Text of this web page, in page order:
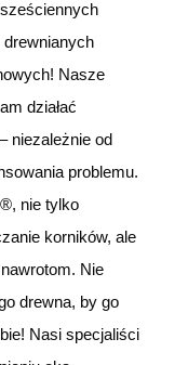
Nasze
działać
niezależnie od
problemu.
nie tylko
korników, ale
Nie
drewna, by go
Nasi specjaliści